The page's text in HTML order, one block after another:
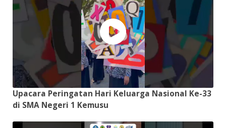
Upacara Peringatan Hari Keluarga Nasional Ke-33
di SMA Negeri 1 Kemusu